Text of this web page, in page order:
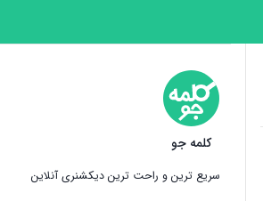
کلمه جو
سریع ترین و راحت ترین دیکشنری آنلاین